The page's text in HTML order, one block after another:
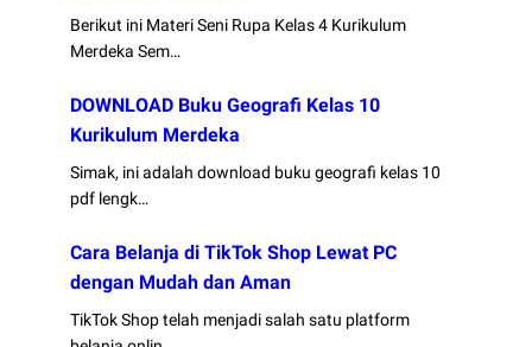
Berikut ini Materi Seni Rupa Kelas 4 Kurikulum
Merdeka Sem…
DOWNLOAD Buku Geografi Kelas 10
Kurikulum Merdeka
Simak, ini adalah download buku geografi kelas 10
pdf lengk…
Cara Belanja di TikTok Shop Lewat PC
dengan Mudah dan Aman
TikTok Shop telah menjadi salah satu platform